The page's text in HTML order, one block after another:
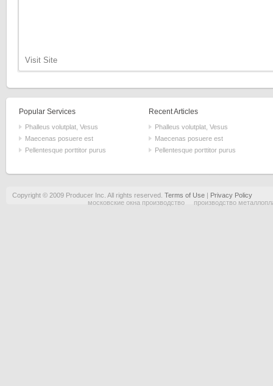
Visit Site
Popular Services
Phalleus volutplat, Vesus
Maecenas posuere est
Pellentesque porttitor purus
Recent Articles
Phalleus volutplat, Vesus
Maecenas posuere est
Pellentesque porttitor purus
Copyright © 2009 Producer Inc. All rights reserved. Terms of Use| Privacy Policy
московские окна производство
производство